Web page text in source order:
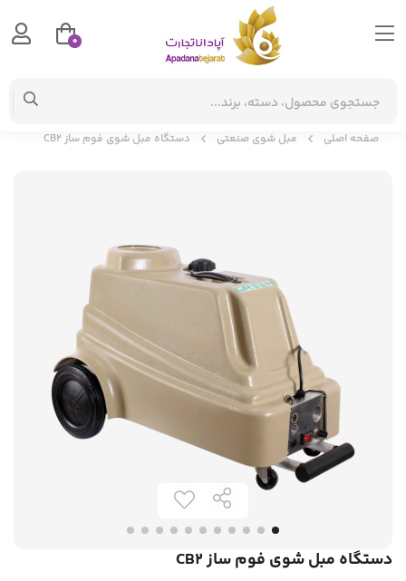
صفحه اصلی مبل شوی صنعتی دستگاه مبل شوی فوم ساز CB2
دستگاه مبل شوی فوم ساز CB2
0